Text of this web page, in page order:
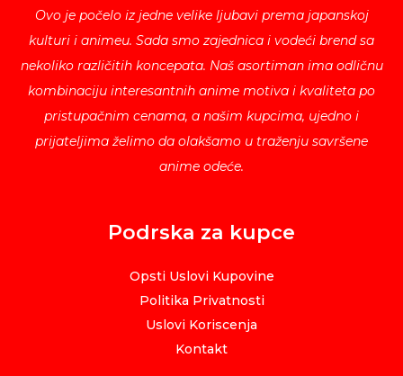
Ovo je počelo iz jedne velike ljubavi prema japanskoj
kulturi i animeu. Sada smo zajednica i vodeći brend sa
nekoliko različitih koncepata. Naš asortiman ima odličnu
kombinaciju interesantnih anime motiva i kvaliteta po
pristupačnim cenama, a našim kupcima, ujedno i
prijateljima želimo da olakšamo u traženju savršene
anime odeće.
Podrska za kupce
Opsti Uslovi Kupovine
Politika Privatnosti
Uslovi Koriscenja
Kontakt